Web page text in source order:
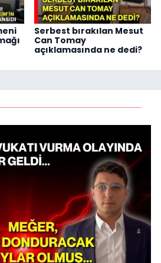
Serbest bırakılan Mesut
Can Tomay
açıklamasında ne dedi?